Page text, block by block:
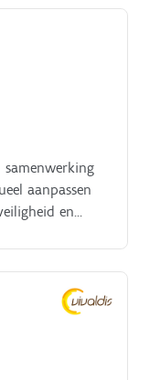
aanpassen
en